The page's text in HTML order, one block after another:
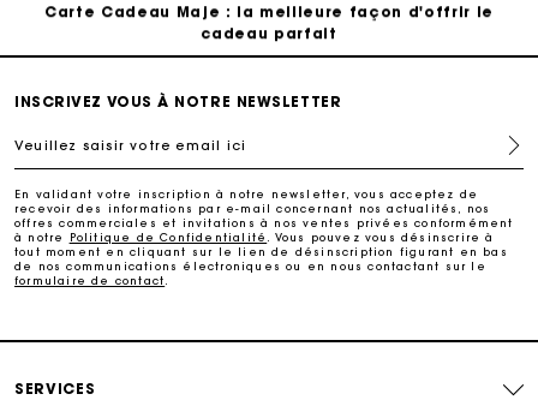
Carte Cadeau Maje : la meilleure façon d'offrir le
cadeau parfait
Livraison à domicile offerte sous 2 jours ouvrés
Paiement en plusieurs fois sans frais
Echanges & Retours offerts
Carte Cadeau Maje : la meilleure façon d'offrir le
INSCRIVEZ VOUS À NOTRE NEWSLETTER
Veuillez saisir votre email ici
En validant votre inscription à notre newsletter, vous acceptez de
recevoir des informations par e-mail concernant nos actualités, nos
offres commerciales et invitations à nos ventes privées conformément
à notre
Politique de Confidentialité
. Vous pouvez vous désinscrire à
tout moment en cliquant sur le lien de désinscription figurant en bas
de nos communications électroniques ou en nous contactant sur le
formulaire de contact
SERVICES